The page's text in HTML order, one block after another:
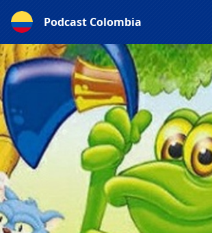
Podcast Colombia